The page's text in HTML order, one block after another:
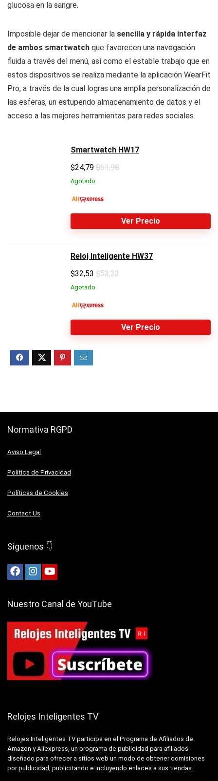
glucosa en la sangre.
Imposible dejar de mencionar la sencilla y rápida interfaz
de ambos smartwatch que favorecen una navegación
fluida a través del menú, así como el estable trabajo que en
estos dispositivos se realiza mediante la aplicación WearFit
Pro, a través de la cual logras una amplia personalización de
las esferas, un estupendo almacenamiento de datos y el
acceso a las mejores herramientas para redes sociales.
Smartwatch HW17
$24,79 $61,98
Agotado
Ver Precio
Reloj Inteligente HW37
$32,53 $53,32
Agotado
Ver Precio
Normativa RGPD
Aviso Legal
Política de Privacidad
Políticas de Cookies
Contact Us
Síguenos 👇
Nuestro Canal de YouTube
Relojes Inteligentes TV
Relojes Inteligentes TV participa en el Programa de Afiliados de
Amazon y Aliexpress, un programa de publicidad para afiliados
diseñado para ofrecer a sitios web un modo de obtener comisiones
por publicidad, publicitando e incluyendo enlaces a sus tiendas.